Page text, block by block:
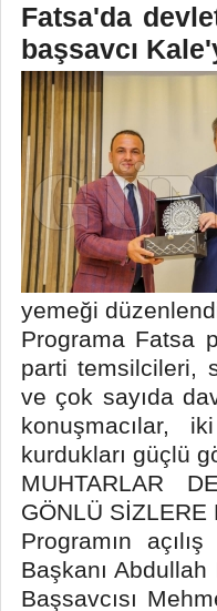
Fatsa'da
başsavcı
yemeği
Programa Fatsa
parti temsilcileri,
ve çok sayıda
konuşmacılar,
kurdukları güçlü
MUHTARLAR
GÖNLÜ SİZLERE
Programın
Başkanı
Başsavcısı